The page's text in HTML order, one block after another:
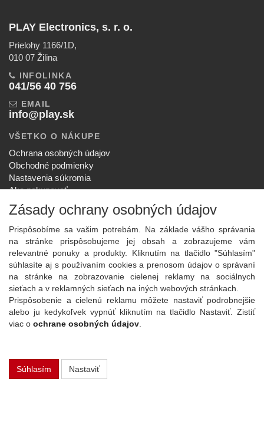
PLAY Electronics, s. r. o.
Prielohy 1166/1D,
010 07 Žilina
INFOLINKA
041/56 40 756
EMAIL
info@play.sk
VŠETKO O NÁKUPE
Ochrana osobných údajov
Obchodné podmienky
Nastavenia súkromia
Ako nakupovať
Reklamačný poriadok
SPOLOČNOSŤ
O nás
Kontakt
Služby
Aktuality
NOVINKY NA EMAIL
Prihlásiť
Viac informácií o tejto službe
Copyright
Zásady ochrany osobných údajov
Prispôsobíme sa vašim potrebám. Na základe vášho správania
na stránke prispôsobujeme jej obsah a zobrazujeme vám
relevantné ponuky a produkty. Kliknutím na tlačidlo "Súhlasím"
súhlasíte aj s používaním cookies a prenosom údajov o správaní
na stránke na zobrazovanie cielenej reklamy na sociálnych
sieťach a v reklamných sieťach na iných webových stránkach.
Prispôsobenie a cielenú reklamu môžete nastaviť podrobnejšie
alebo ju kedykoľvek vypnúť kliknutím na tlačidlo Nastaviť. Zistiť
viac o ochrane osobných údajov
Súhlasím Nastaviť